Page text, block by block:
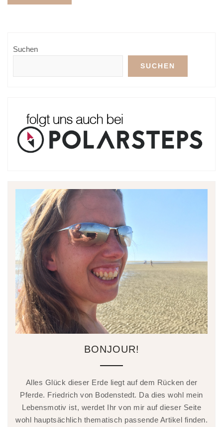
Suchen
SUCHEN
BONJOUR!
Alles Glück dieser Erde liegt auf dem Rücken der
Pferde. Friedrich von Bodenstedt. Da dies wohl mein
Lebensmotiv ist, werdet Ihr von mir auf dieser Seite
wohl hauptsächlich thematisch passende Artikel finden.